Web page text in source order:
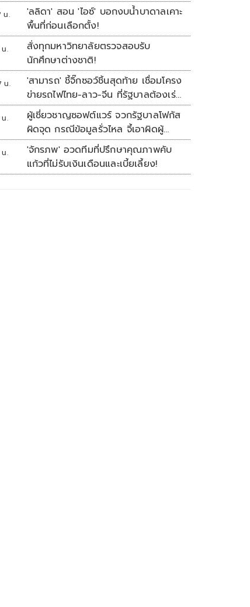
น.
'ลลิดา' สอน 'ไอซ์' บอกงบน้ำบาดาลเคาะ
พื้นที่ก่อนเลือกตั้ง!
น.
สั่งทุกมหาวิทยาลัยตรวจสอบรับ
นักศึกษาต่างชาติ!
น.
'สามารถ' ชี้จิ๊กซอว์ชิ้นสุดท้าย เชื่อมโครง
ข่ายรถไฟไทย-ลาว-จีน ที่รัฐบาลต้องเร่ง
ก่อสร้างทันที
น.
ผู้เชี่ยวชาญซอฟต์แวร์ จวกรัฐบาลโฟกัส
ผิดจุด กรณีข้อมูลรั่วไหล จี้เอาผิดผู้
ควบคุม-เจ้าของระบบตามกฎหมาย
PDPA
น.
'จักรภพ' อวดทีมที่ปรึกษาคุณภาพคับ
แก้วที่ไม่รับเงินเดือนและเบี้ยเลี้ยง!